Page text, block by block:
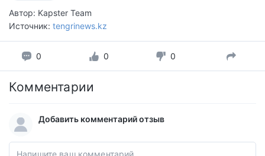
Автор: Kapster Team
Источник: tengrinews.kz
0 0 0
Комментарии
Добавить комментарий отзыв